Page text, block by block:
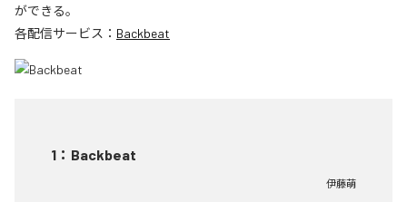
ができる。
各配信サービス： Backbeat
1 ： Backbeat
伊藤萌